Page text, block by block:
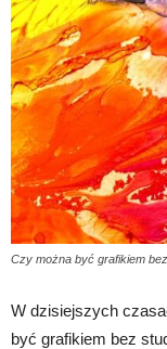
Czy można być grafikiem
W dzisiejszych
być grafikiem bez